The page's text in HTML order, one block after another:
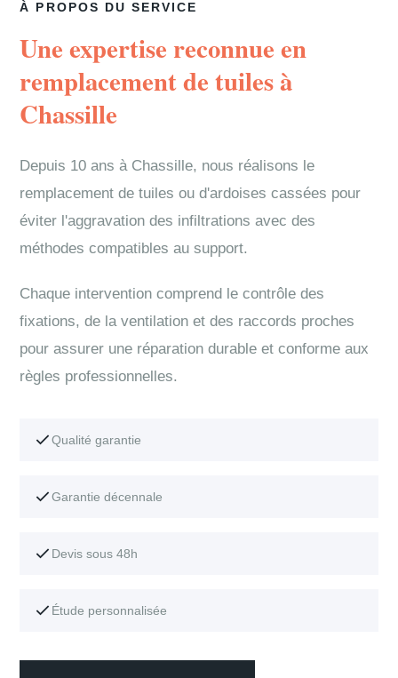
À PROPOS DU SERVICE
Une expertise reconnue en
remplacement de tuiles à
Chassille
Depuis 10 ans à Chassille, nous réalisons le
remplacement de tuiles ou d'ardoises cassées pour
éviter l'aggravation des infiltrations avec des
méthodes compatibles au support.
Chaque intervention comprend le contrôle des
fixations, de la ventilation et des raccords proches
pour assurer une réparation durable et conforme aux
règles professionnelles.
Qualité garantie
Garantie décennale
Devis sous 48h
Étude personnalisée